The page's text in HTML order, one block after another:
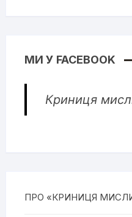
МИ У FACEBOOK
Криниця
ПРО «КРИНИЦЯ